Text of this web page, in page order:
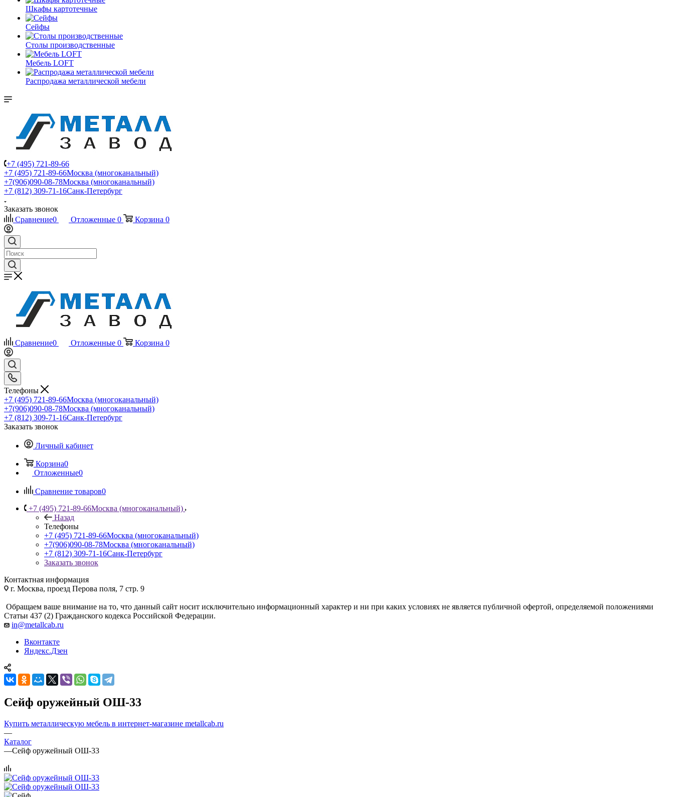
Шкафы картотечные
Сейфы
Столы производственные
Мебель LOFT
Распродажа металлической мебели
+7 (495) 721-89-66
+7 (495) 721-89-66Москва (многоканальный)
+7(906)090-08-78Москва (многоканальный)
+7 (812) 309-71-16Санк-Петербург
Заказать звонок
Сравнение0 Отложенные 0 Корзина 0
Сравнение0 Отложенные 0 Корзина 0
Телефоны
+7 (495) 721-89-66Москва (многоканальный)
+7(906)090-08-78Москва (многоканальный)
+7 (812) 309-71-16Санк-Петербург
Заказать звонок
Личный кабинет
Корзина0
Отложенные0
Сравнение товаров0
+7 (495) 721-89-66Москва (многоканальный)
Назад
Телефоны
+7 (495) 721-89-66Москва (многоканальный)
+7(906)090-08-78Москва (многоканальный)
+7 (812) 309-71-16Санк-Петербург
Заказать звонок
Контактная информация
г. Москва, проезд Перова поля, 7 стр. 9
Обращаем ваше внимание на то, что данный сайт носит исключительно информационный характер и ни при каких условиях не является публичной офертой, определяемой положениями
Статьи 437 (2) Гражданского кодекса Российской Федерации.
in@metallcab.ru
Вконтакте
Яндекс.Дзен
Сейф оружейный ОШ-33
Купить металлическую мебель в интернет-магазине metallcab.ru
—
Каталог
—Сейф оружейный ОШ-33